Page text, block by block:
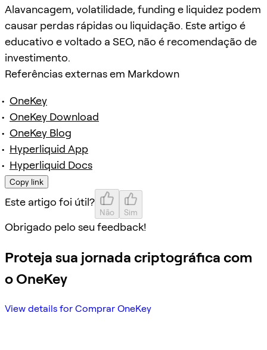
Alavancagem, volatilidade, funding e liquidez podem
causar perdas rápidas ou liquidação. Este artigo é
educativo e voltado a SEO, não é recomendação de
investimento.
Referências externas em Markdown
OneKey
OneKey Download
OneKey Blog
Hyperliquid App
Hyperliquid Docs
Copy link
Este artigo foi útil?
Não Sim
Obrigado pelo seu feedback!
Proteja sua jornada criptográfica com
o OneKey
View details for Comprar OneKey